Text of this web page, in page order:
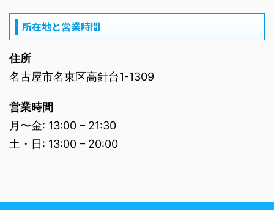
所在地と営業時間
住所
名古屋市名東区高針台1-1309
営業時間
月〜金: 13:00 – 21:30
土・日: 13:00 – 20:00